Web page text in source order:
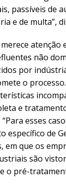
passíveis de
e de multa”,
atenção
não
por
o
e
esses
específico de
em que os
são
o pré-